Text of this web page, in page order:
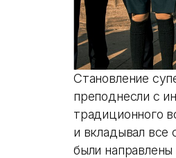
Становление
преподнесли с
традиционного
и вкладывал все
были